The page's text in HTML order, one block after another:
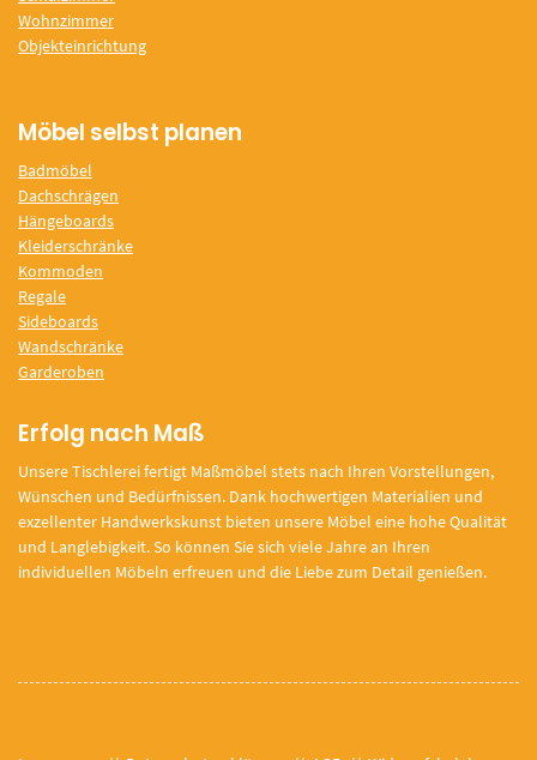
Wohnzimmer
Objekteinrichtung
Möbel selbst planen
Badmöbel
Dachschrägen
Hängeboards
Kleiderschränke
Kommoden
Regale
Sideboards
Wandschränke
Garderoben
Erfolg nach Maß
Unsere Tischlerei fertigt Maßmöbel stets nach Ihren Vorstellungen,
Wünschen und Bedürfnissen. Dank hochwertigen Materialien und
exzellenter Handwerkskunst bieten unsere Möbel eine hohe Qualität
und Langlebigkeit. So können Sie sich viele Jahre an Ihren
individuellen Möbeln erfreuen und die Liebe zum Detail genießen.